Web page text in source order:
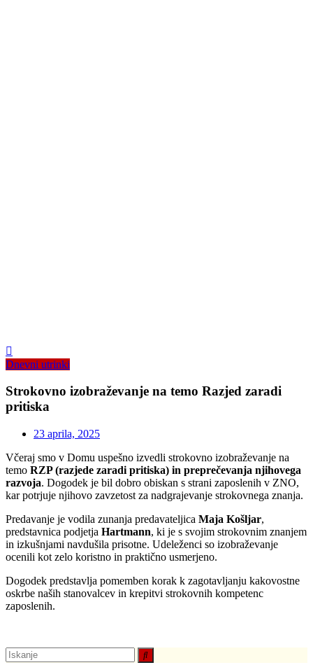
Dnevni utrinki
Strokovno izobraževanje na temo Razjed zaradi
pritiska
23 aprila, 2025
Včeraj smo v Domu uspešno izvedli strokovno izobraževanje na
temo RZP (razjede zaradi pritiska) in preprečevanja njihovega
razvoja. Dogodek je bil dobro obiskan s strani zaposlenih v ZNO,
kar potrjuje njihovo zavzetost za nadgrajevanje strokovnega znanja.
Predavanje je vodila zunanja predavateljica Maja Košljar,
predstavnica podjetja Hartmann, ki je s svojim strokovnim znanjem
in izkušnjami navdušila prisotne. Udeleženci so izobraževanje
ocenili kot zelo koristno in praktično usmerjeno.
Dogodek predstavlja pomemben korak k zagotavljanju kakovostne
oskrbe naših stanovalcev in krepitvi strokovnih kompetenc
zaposlenih.